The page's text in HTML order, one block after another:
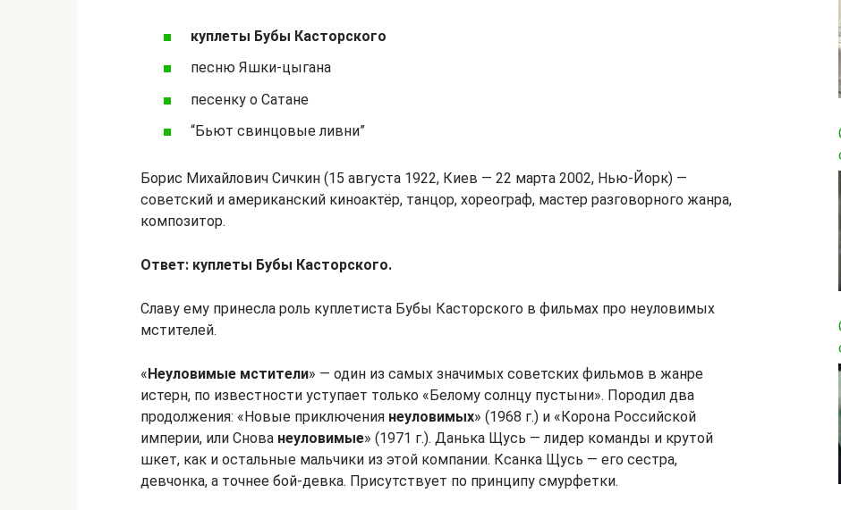
куплеты Бубы Касторского
песню Яшки-цыгана
песенку о Сатане
“Бьют свинцовые ливни”
Борис Михайлович Сичкин (15 августа 1922, Киев — 22 марта 2002, Нью-Йорк) —
советский и американский киноактёр, танцор, хореограф, мастер разговорного жанра,
композитор.
Ответ: куплеты Бубы Касторского.
Славу ему принесла роль куплетиста Бубы Касторского в фильмах про неуловимых
мстителей.
«Неуловимые мстители» — один из самых значимых советских фильмов в жанре
истерн, по известности уступает только «Белому солнцу пустыни». Породил два
продолжения: «Новые приключения неуловимых» (1968 г.) и «Корона Российской
империи, или Снова неуловимые» (1971 г.). Данька Щусь — лидер команды и крутой
шкет, как и остальные мальчики из этой компании. Ксанка Щусь — его сестра,
девчонка, а точнее бой-девка. Присутствует по принципу смурфетки.